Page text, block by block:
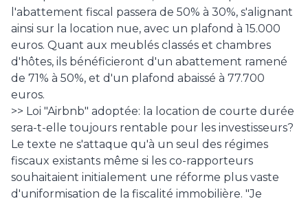
l'abattement fiscal passera de 50% à 30%, s'alignant
ainsi sur la location nue, avec un plafond à 15.000
euros. Quant aux meublés classés et chambres
d'hôtes, ils bénéficieront d'un abattement ramené
de 71% à 50%, et d'un plafond abaissé à 77.700
euros.
>> Loi "Airbnb" adoptée: la location de courte durée
sera-t-elle toujours rentable pour les investisseurs?
Le texte ne s'attaque qu'à un seul des régimes
fiscaux existants même si les co-rapporteurs
souhaitaient initialement une réforme plus vaste
d'uniformisation de la fiscalité immobilière. "Je